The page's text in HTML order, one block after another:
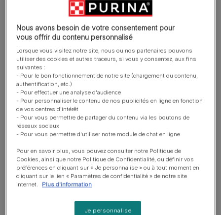
S’est-il battu avec un autre chat ?
Le chat a-t-il pu avoir accès à des produits
phytosanitaires ou à des raticides anticoagulants ?
Si vous pensez que le sang vient de l’urine, observez
votre chat. A-t-il visiblement mal quand il urine ou met-il
plus de temps que d’habitude à le faire ?
Les réponses à ces questions aideront le vétérinaire à
trouver la cause de l’hémorragie.
Il y a du sang dans la litière
du chat : que faire ?
Le sang peut provenir des selles ou de l’urine. Dans les
deux cas, il faut penser à la possibilité d’une intoxication
par les anticoagulants (raticides). Si votre chat a
éventuellement eu accès à ce type de produits,
emmenez-le chez le vétérinaire avec le produit suspect.
Nous avons besoin de votre consentement pour
vous offrir du contenu personnalisé
Lorsque vous visitez notre site, nous ou nos partenaires pouvons
utiliser des cookies et autres traceurs, si vous y consentez, aux fins
suivantes :
- Pour le bon fonctionnement de notre site (chargement du contenu,
authentification, etc.)
- Pour effectuer une analyse d'audience
- Pour personnaliser le contenu de nos publicités en ligne en fonction
de vos centres d'intérêt
- Pour vous permettre de partager du contenu via les boutons de
réseaux sociaux
- Pour vous permettre d'utiliser notre module de chat en ligne
Pour en savoir plus, vous pouvez consulter notre Politique de
Cookies, ainsi que notre Politique de Confidentialité, ou définir vos
préférences en cliquant sur « Je personnalise » ou à tout moment en
cliquant sur le lien « Paramètres de confidentialité » de notre site
internet.
Plus d'information
Je personnalise